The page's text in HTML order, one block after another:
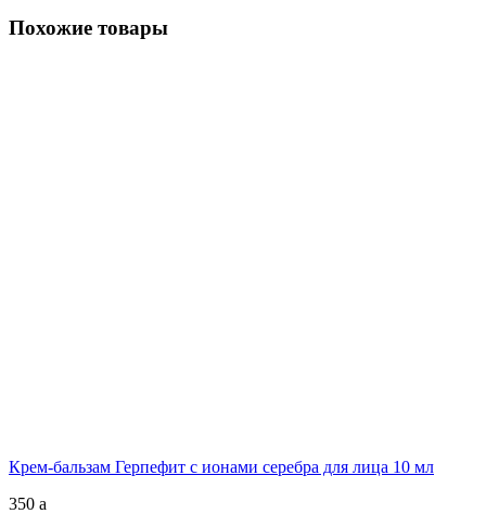
Похожие товары
Крем-бальзам Герпефит с ионами серебра для лица 10 мл
350 a